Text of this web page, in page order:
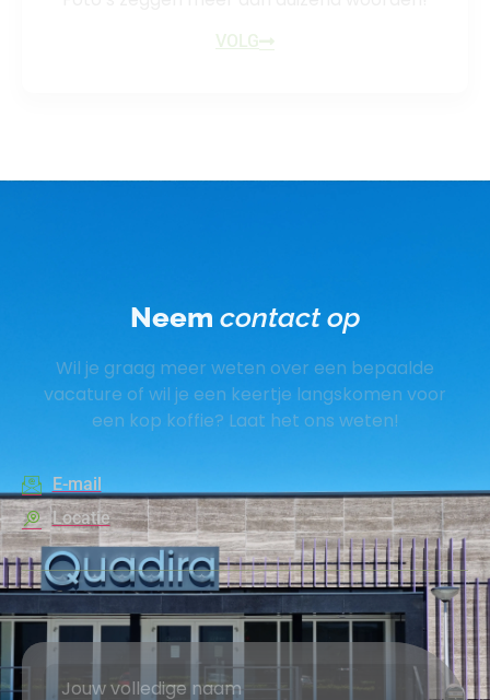
VOLG
Neem contact op
Wil je graag meer weten over een bepaalde
vacature of wil je een keertje langskomen voor
een kop koffie? Laat het ons weten!
E-mail
Locatie